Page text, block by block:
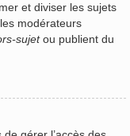
et diviser les sujets
modérateurs
sujetou publient du